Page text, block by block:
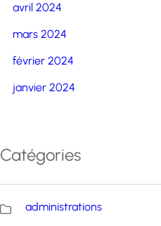
avril 2024
mars 2024
février 2024
janvier 2024
Catégories
administrations